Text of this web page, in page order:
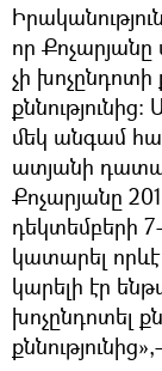
որ Քոչարյանը
չի խոչընդոտի
մեկ անգամ
ատյանի
Քոչարյանը
դեկտեմբերի
կատարել որևէ
կարելի էր
խոչընդոտել